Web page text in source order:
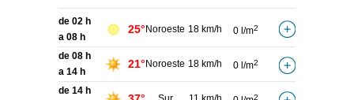
de 02 h
a 08 h
25° Noroeste 18 km/h 0 l/m2
de 08 h
a 14 h
21° Noroeste 18 km/h 0 l/m2
de 14 h
2